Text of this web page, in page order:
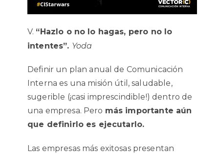
“Hazlo o no lo hagas, pero no lo
intentes”. Yoda
Definir un plan anual de Comunicación
Interna es una misión útil, saludable,
sugerible (¡casi imprescindible!) dentro de
una empresa. Pero más importante aún
que definirlo es ejecutarlo.
Las empresas más exitosas presentan